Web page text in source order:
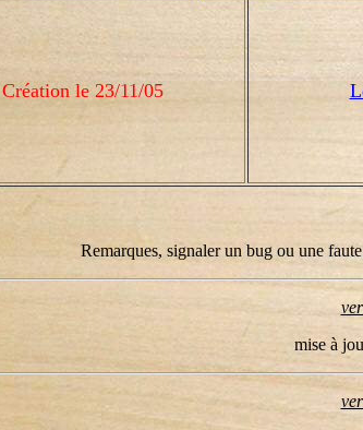
Création le 23/11/05
Remarques, signaler un bug ou une
mise à